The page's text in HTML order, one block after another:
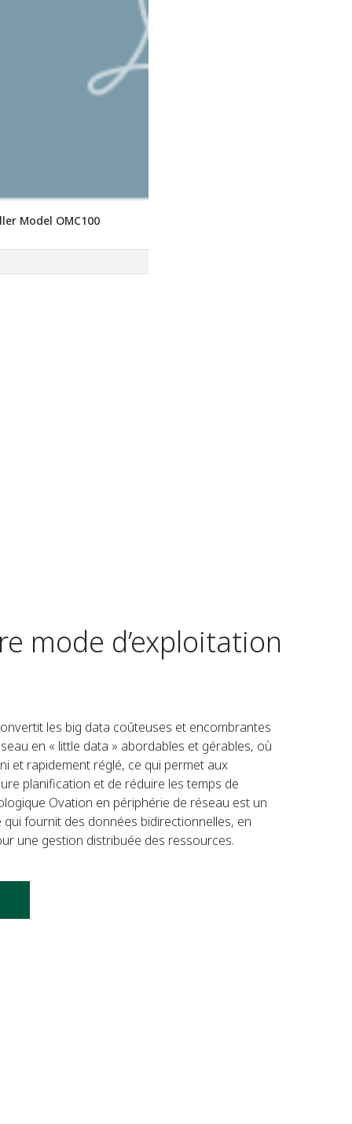
Model OMC100
mode d’exploitation
les big data coûteuses et encombrantes
en « little data » abordables et gérables, où
et rapidement réglé, ce qui permet aux
planification et de réduire les temps de
Ovation en périphérie de réseau est un
fournit des données bidirectionnelles, en
une gestion distribuée des ressources.